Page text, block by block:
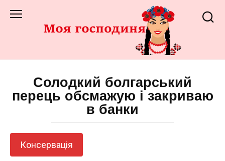
до
Солодкий болгарський
перець обсмажую і закриваю
в банки
Консервація